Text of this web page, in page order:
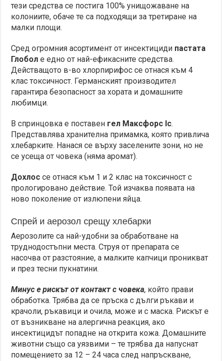
тези средства се постига 100% унищожаване на
колониите, обаче те са подходящи за третиране на
малки площи.
Сред огромния асортимент от инсектициди пастата
Глобол е едно от най-ефикасните средства.
Действащото в-во хлорпирифос се отнася към 4
клас токсичност. Германският производител
гарантира безопасност за хората и домашните
любимци.
В спринцовка е поставен гел Максфорс Ic.
Представлява хранителна примамка, която привлича
хлебарките. Нанася се върху заселените зони, но не
се усеща от човека (няма аромат).
Дохлос се отнася към 1 и 2 клас на токсичност с
прологировано действие. Той изчаква появата на
ново поколение от излюпени яйца.
Спрей и аерозол срещу хлебарки
Аерозолите са най-удобни за обработване на
труднодостъпни места. Струя от препарата се
насочва от разстояние, а малките капчици проникват
и през тесни пукнатини.
Минус е рискът от контакт с човека, който прави
обработка. Трябва да се пръска с дълги ръкави и
крачоли, ръкавици и очила, може и с маска. Рискът е
от възникване на алергична реакция, ако
инсектицидът попадне на открита кожа. Домашните
животни също са уязвими – те трябва да напуснат
помещението за 12 – 24 часа след напръскване,